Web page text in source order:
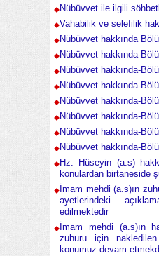
Nübüvvet ile ilgili
Vahabilik ve selefilik
Nübüvvet hakkında
Nübüvvet hakkında-
Nübüvvet hakkında-
Nübüvvet hakkında-
Nübüvvet hakkında-
Nübüvvet hakkında-
Nübüvvet hakkında-
Nübüvvet hakkında-
Hz. Hüseyin (a.s)
konulardan birtaneside
İmam mehdi (a.s)ın
ayetlerindeki
edilmektedir
İmam mehdi (a.s)ın
zuhuru için nakledilen
konumuz devam